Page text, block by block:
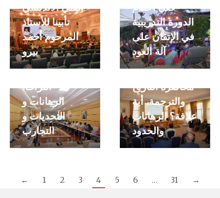
الفني الأندلسي
تأبينا للأستاذ
المرحوم أحمد
بيرو
حفل اختتام
الدورة التدريبية
في الإتقان على
آلة العود
عنوان : ”
الامتدادات
الحضرية ̏ حلقة
بعنوان :
“التعمير و
التراث؛
الرهانات و
التحديات و
التجارب
محاضرة التاريخ
والترجمة، أية
علاقة؟ الرهانات
والحدود
← 1 2 3 4 5 6 … 31 →